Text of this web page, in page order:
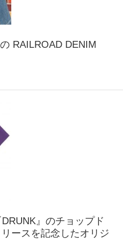
RAILROAD DENIM
』のチョップド
ースを記念したオリジ